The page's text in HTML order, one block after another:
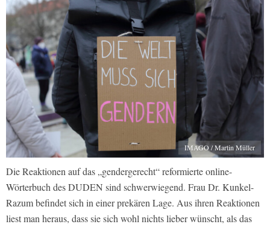
IMAGO / Martin Müller
Die Reaktionen auf das „gendergerecht“ reformierte online-
Wörterbuch des DUDEN sind schwerwiegend. Frau Dr. Kunkel-
Razum befindet sich in einer prekären Lage. Aus ihren Reaktionen
liest man heraus, dass sie sich wohl nichts lieber wünscht, als das